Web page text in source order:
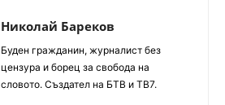
Николай Бареков
Буден гражданин, журналист без
цензура и борец за свобода на
словото. Създател на БТВ и ТВ7.